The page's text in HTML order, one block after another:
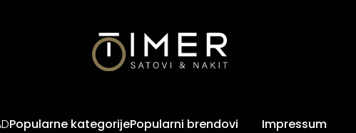
Popularne kategorijePopularni brendovi Impressum